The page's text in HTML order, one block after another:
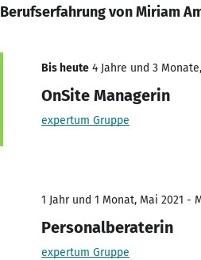
Berufserfahrung von Miriam
Bis heute 4 Jahre und 3
OnSite Managerin
expertum Gruppe
1 Jahr und 1 Monat, Mai 2021 -
Personalberaterin
expertum Gruppe